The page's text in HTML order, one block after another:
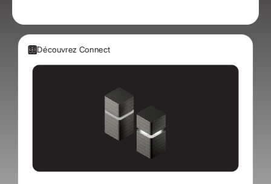
Découvrez Connect